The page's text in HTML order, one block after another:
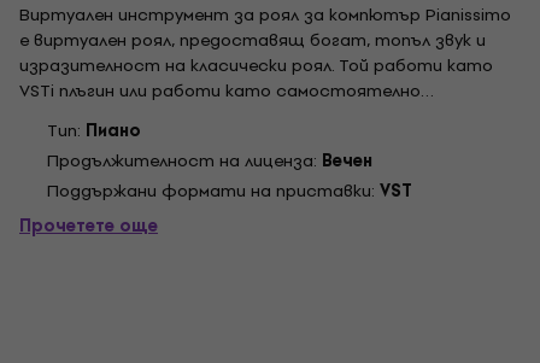
Виртуален инструмент за роял за компютър Pianissimo
е виртуален роял, предоставящ богат, топъл звук и
изразителност на класически роял. Той работи като
VSTi плъгин или работи като самостоятелно
приложение. Pianissimo използва комбинация от
възпроизвеждане на проби и усъвършенствано
физическо моделиране, за да създаде зашеметяващ
акустичен звук...
Tип: Пиано
Продължителност на лиценза: Вечен
Поддържани формати на приставки: VST
Прочетете още